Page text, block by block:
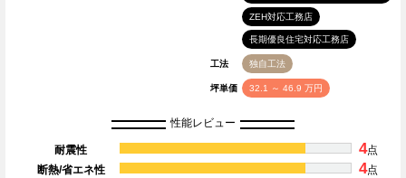
ZEH対応工務店
長期優良住宅対応工務店
工法 独自工法
坪単価 32.1 ～ 46.9 万円
性能レビュー
耐震性 4点
断熱/省エネ性
4点